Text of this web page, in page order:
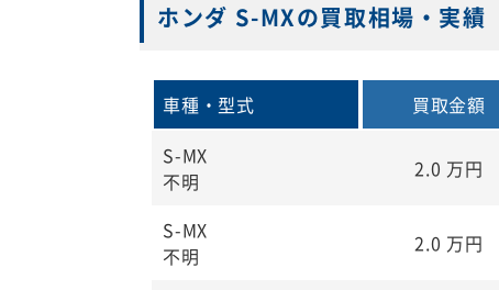
ホンダ S-MXの買取相場・実績
車種・型式 買取金額
S-MX
不明
2.0 万円
S-MX
不明
2.0 万円